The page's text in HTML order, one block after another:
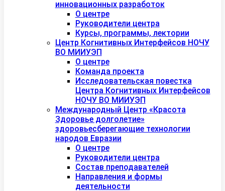
инновационных разработок
О центре
Руководители центра
Курсы, программы, лектории
Центр Когнитивных Интерфейсов НОЧУ
ВО МИИУЭП
О центре
Команда проекта
Исследовательская повестка
Центра Когнитивных Интерфейсов
НОЧУ ВО МИИУЭП
Международный Центр «Красота
Здоровье долголетие»
здоровьесберегающие технологии
народов Евразии
О центре
Руководители центра
Состав преподавателей
Направления и формы
деятельности